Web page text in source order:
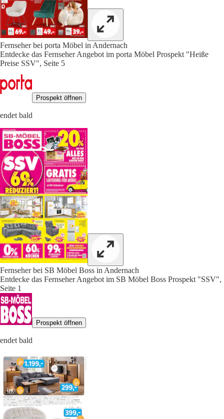
Fernseher bei porta Möbel in Andernach
Entdecke das Fernseher Angebot im porta Möbel Prospekt "Heiße
Preise SSV", Seite 5
Prospekt öffnen
endet bald
Fernseher bei SB Möbel Boss in Andernach
Entdecke das Fernseher Angebot im SB Möbel Boss Prospekt "SSV",
Seite 1
Prospekt öffnen
endet bald